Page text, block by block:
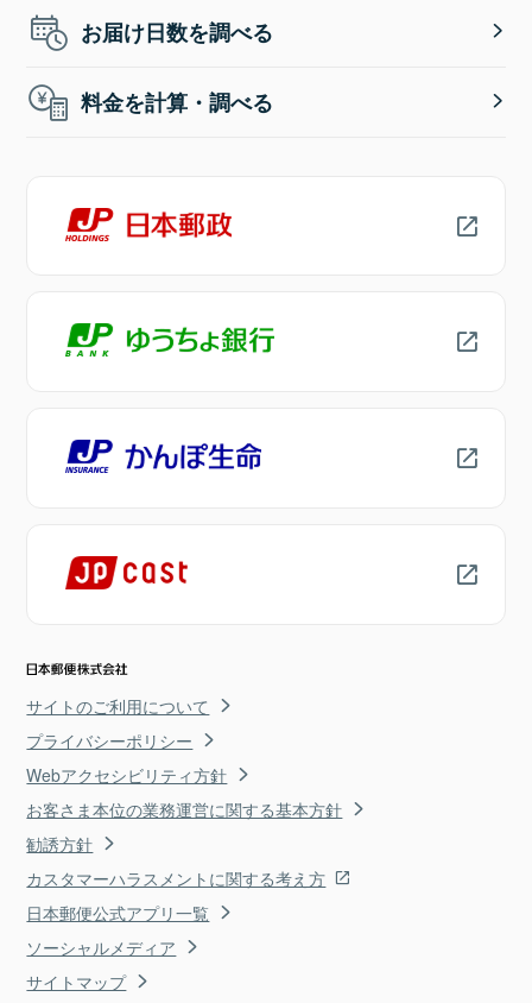
お届け日数を調べる
料金を計算・調べる
サイトのご利用について
プライバシーポリシー
Webアクセシビリティ方針
お客さま本位の業務運営に関する基本方針
勧誘方針
カスタマーハラスメントに関する考え方
日本郵便公式アプリ一覧
ソーシャルメディア
サイトマップ